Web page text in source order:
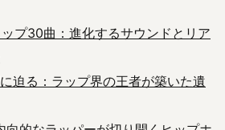
プ30曲：進化するサウンドとリア
迫る：ラップ界の王者が築いた遺